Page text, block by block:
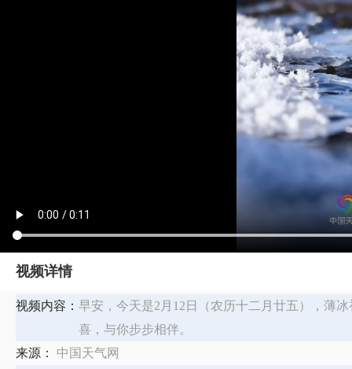
视频详情
视频内容： 早安，今天是2月12日（农历十二月廿五），薄
喜，与你步步相伴。
来源：
中国天气网